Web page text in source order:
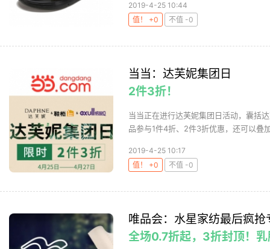
2019-4-25 10:44
值！ +0
不值 -0
当当：达芙妮集团日
2件3折！
当当正在进行达芙妮集团日活动，囊括
品参与1件4折、2件3折优惠，还可以
2019-4-25 10:17
值！ +0
不值 -0
唯品会：水星家纺最后疯抢
全场0.7折起，3折封顶！